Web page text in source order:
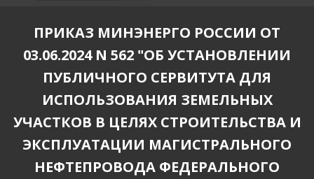
ПРИКАЗ МИНЭНЕРГО РОССИИ ОТ
03.06.2024 N 562 "ОБ УСТАНОВЛЕНИИ
ПУБЛИЧНОГО СЕРВИТУТА ДЛЯ
ИСПОЛЬЗОВАНИЯ ЗЕМЕЛЬНЫХ
УЧАСТКОВ В ЦЕЛЯХ СТРОИТЕЛЬСТВА И
ЭКСПЛУАТАЦИИ МАГИСТРАЛЬНОГО
НЕФТЕПРОВОДА ФЕДЕРАЛЬНОГО